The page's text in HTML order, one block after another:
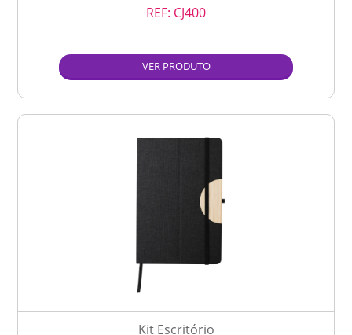
REF: CJ400
VER PRODUTO
Kit Escritório